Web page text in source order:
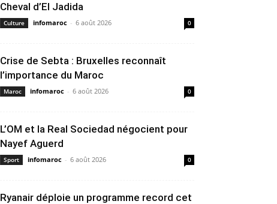
Cheval d’El Jadida
Culture infomaroc - 6 août 2026 0
Crise de Sebta : Bruxelles reconnaît
l’importance du Maroc
Maroc infomaroc - 6 août 2026 0
L’OM et la Real Sociedad négocient pour
Nayef Aguerd
Sport infomaroc - 6 août 2026 0
Ryanair déploie un programme record cet